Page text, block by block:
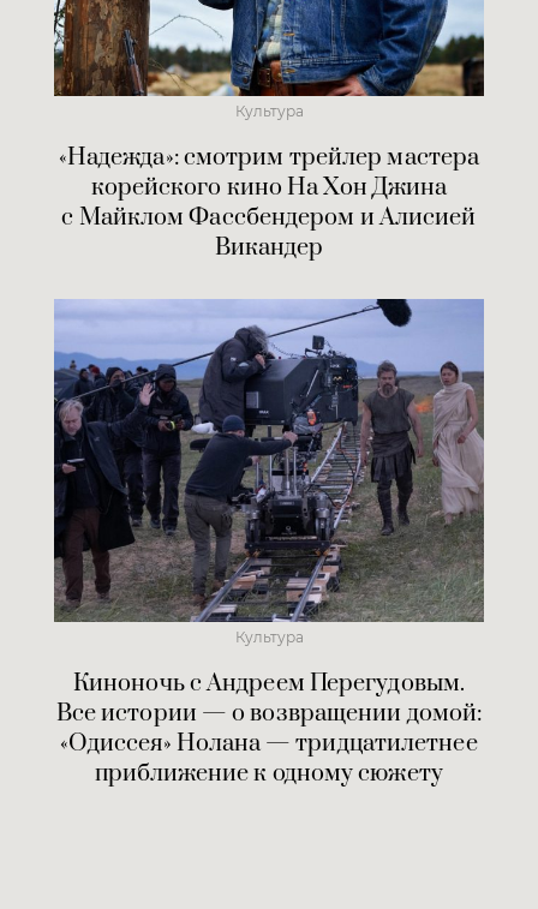
Культура
«Надежда»: смотрим трейлер мастера
корейского кино На Хон Джина
с Майклом Фассбендером и Алисией
Викандер
Культура
Киноночь с Андреем Перегудовым.
Все истории — о возвращении домой:
«Одиссея» Нолана — тридцатилетнее
приближение к одному сюжету